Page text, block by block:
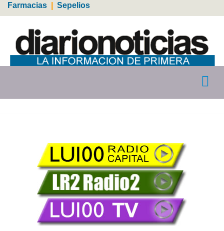
Farmacias Sepelios